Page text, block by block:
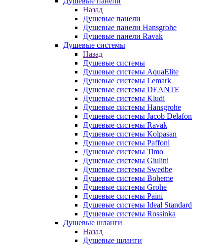
Назад
Душевые панели
Душевые панели Hansgrohe
Душевые панели Ravak
Душевые системы
Назад
Душевые системы
Душевые системы AquaElite
Душевые системы Lemark
Душевые системы DEANTE
Душевые системы Kludi
Душевые системы Hansgrohe
Душевые системы Jacob Delafon
Душевые системы Ravak
Душевые системы Kolpasan
Душевые системы Paffoni
Душевые системы Timo
Душевые системы Giulini
Душевые системы Swedbe
Душевые системы Boheme
Душевые системы Grohe
Душевые системы Paini
Душевые системы Ideal Standard
Душевые системы Rossinka
Душевые шланги
Назад
Душевые шланги